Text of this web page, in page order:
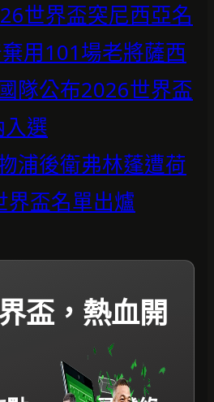
世界盃突尼西亞名
用101場老將薩西
隊公布2026世界盃
選
浦後衛弗林蓬遭荷
界盃名單出爐
盃，熱血開